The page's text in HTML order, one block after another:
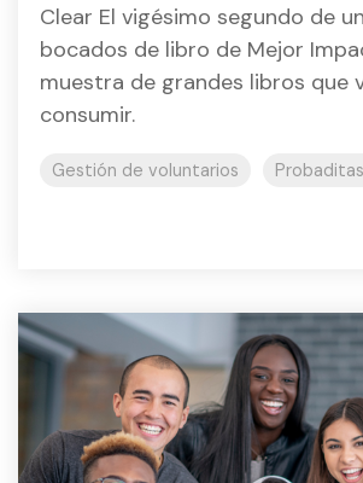
Clear El vigésimo segundo de
bocados de libro de Mejor
muestra de grandes libros que
consumir.
Gestión de voluntarios